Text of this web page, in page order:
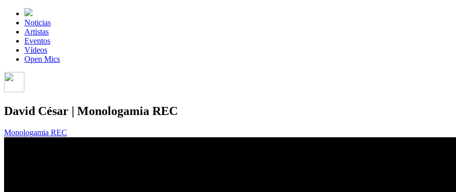
Noticias
Artistas
Eventos
Vídeos
Open Mics
David César | Monologamia REC
Monologamia REC